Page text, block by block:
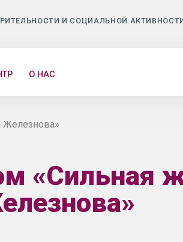
И СОЦИАЛЬНОЙ
О НАС
Железнова»
«Сильная